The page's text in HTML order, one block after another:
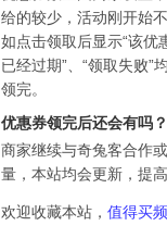
给的较少，活动刚开始
如点击领取后显示“该优
已经过期”、“领取失败”
领完。
优惠券领完后还会有吗？
商家继续与奇兔客合作
量，本站均会更新，提高
欢迎收藏本站， 值得买